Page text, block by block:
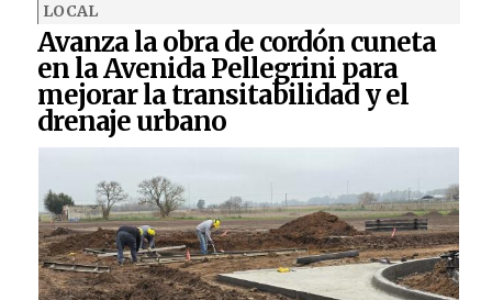
LOCAL
Avanza la obra de cordón cuneta
en la Avenida Pellegrini para
mejorar la transitabilidad y el
drenaje urbano